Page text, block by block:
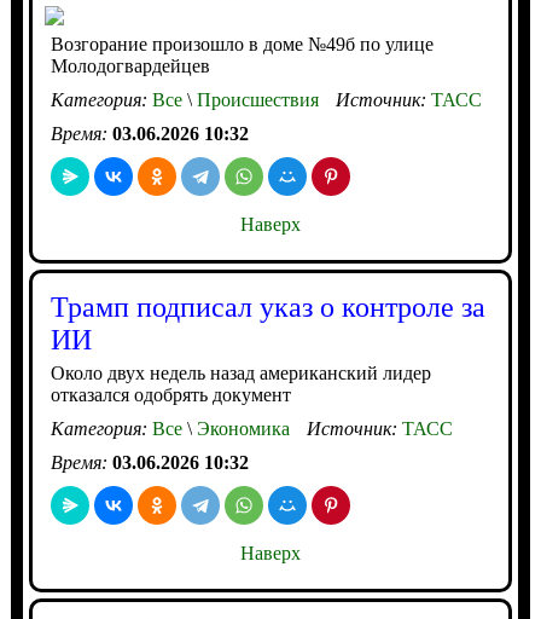
Возгорание произошло в доме №49б по улице
Молодогвардейцев
Категория: Все\Происшествия Источник: ТАСС
Время: 03.06.2026 10:32
Наверх
Трамп подписал указ о контроле за
ИИ
Около двух недель назад американский лидер
отказался одобрять документ
Категория: Все\Экономика Источник: ТАСС
Время: 03.06.2026 10:32
Наверх